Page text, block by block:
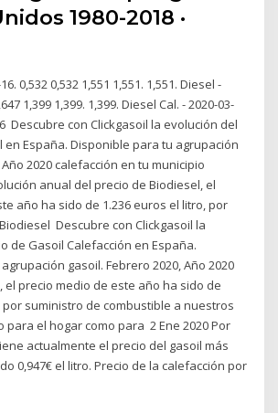
1980-2018 ·
0,532 0,532 1,551 1,551. 1,551. Diesel -
1,399 1,399. 1,399. Diesel Cal. - 2020-03-
Descubre con Clickgasoil la evolución del
en España. Disponible para tu agrupación
Año 2020 calefacción en tu municipio
anual del precio de Biodiesel, el
año ha sido de 1.236 euros el litro, por
Descubre con Clickgasoil la
de Gasoil Calefacción en España.
gasoil. Febrero 2020, Año 2020
el precio medio de este año ha sido de
por suministro de combustible a nuestros
para el hogar como para 2 Ene 2020 Por
actualmente el precio del gasoil más
0,947€ el litro. Precio de la calefacción por